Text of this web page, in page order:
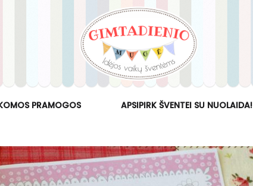
PRAMOGOS APSIPIRK ŠVENTEI SU NUOLAIDA!